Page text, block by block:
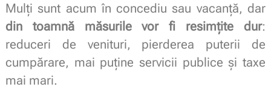
Mulți sunt acum în concediu sau vacanță, dar
din toamnă măsurile vor fi resimțite dur:
reduceri de venituri, pierderea puterii de
cumpărare, mai puține servicii publice și taxe
mai mari.